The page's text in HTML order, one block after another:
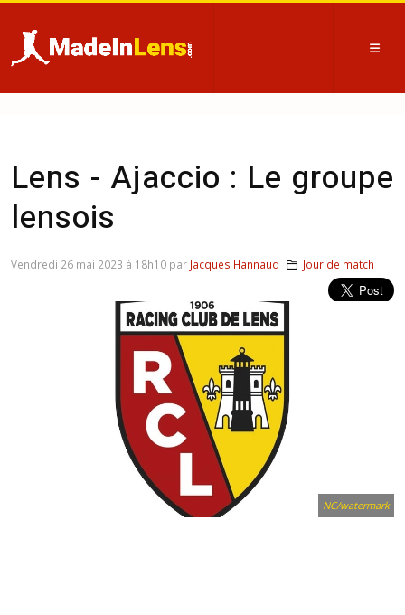
Lens - Ajaccio : Le groupe
lensois
NC/watermark
Vendredi 26 mai 2023 à 18h10 par Jacques Hannaud Jour de match